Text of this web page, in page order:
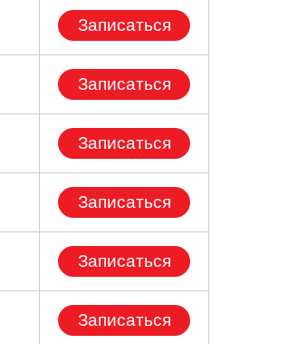
Записаться
Записаться
Записаться
Записаться
Записаться
Записаться